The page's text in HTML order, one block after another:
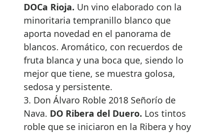
DOCa Rioja. Un vino elaborado con la
minoritaria tempranillo blanco que
aporta novedad en el panorama de
blancos. Aromático, con recuerdos de
fruta blanca y una boca que, siendo lo
mejor que tiene, se muestra golosa,
sedosa y persistente.
3. Don Álvaro Roble 2018 Señorío de
Nava. DO Ribera del Duero. Los tintos
roble que se iniciaron en la Ribera y hoy